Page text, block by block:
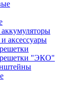
аксессуары
"ЭКО"